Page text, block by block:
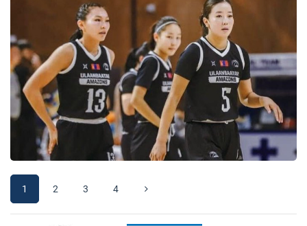
багийнхан улсаа төлөөлжоролцов.
1 2 3 4